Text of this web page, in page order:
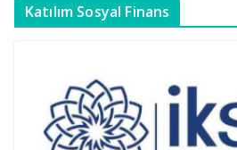
Katılım Sosyal Finans